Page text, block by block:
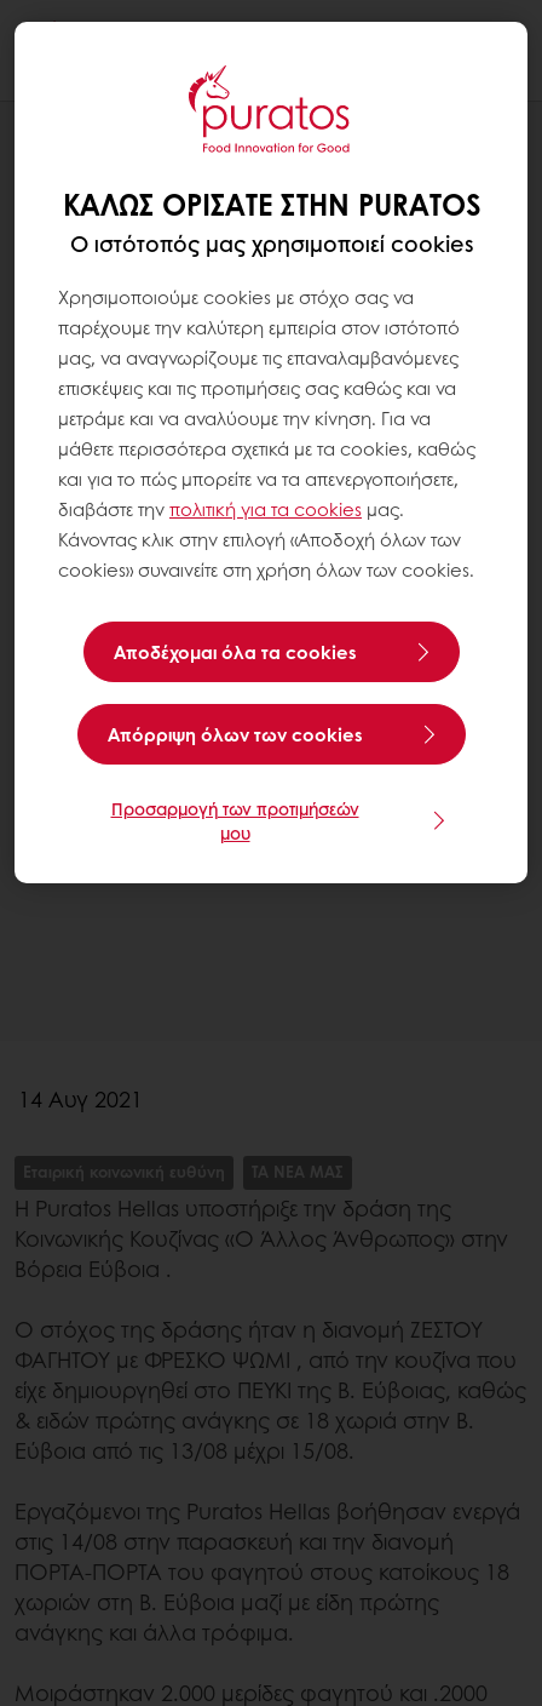
ΔΡΆΣΗ ΤΗΣ ΚΟΙΝΩΝΙΚΉΣ ΚΟΥΖΊΝΑΣ «Ο
ΆΛΛΟΣ ΆΝΘΡΩΠΟΣ» ΣΤΗΝ ΒΌΡΕΙΑ
14 Αυγ 2021
Εταιρική κοινωνική ευθύνη ΤΑ ΝΕΑ ΜΑΣ
H Puratos Hellas υποστήριξε την δράση της
Κοινωνικής Κουζίνας «Ο Άλλος Άνθρωπος» στην
Βόρεια Εύβοια .
Ο στόχος της δράσης ήταν η διανομή ΖΕΣΤΟΥ
ΦΑΓΗΤΟΥ με ΦΡΕΣΚΟ ΨΩΜΙ , από την κουζίνα που
είχε δημιουργηθεί στο ΠΕΥΚΙ της Β. Εύβοιας, καθώς
& ειδών πρώτης ανάγκης σε 18 χωριά στην Β.
Εύβοια από τις 13/08 μέχρι 15/08.
Εργαζόμενοι της Puratos Hellas βοήθησαν ενεργά
στις 14/08 στην παρασκευή και την διανομή
ΠΟΡΤΑ-ΠΟΡΤΑ του φαγητού στους κατοίκους 18
χωριών στη Β. Εύβοια μαζί με είδη πρώτης
ανάγκης και άλλα τρόφιμα.
Μοιράστηκαν 2.000 μερίδες φαγητού και .2000
ΚΑΛΏΣ ΟΡΊΣΑΤΕ ΣΤΗΝ PURATOS
Ο ιστότοπός μας χρησιμοποιεί cookies
Χρησιμοποιούμε cookies με στόχο σας να
παρέχουμε την καλύτερη εμπειρία στον ιστότοπό
μας, να αναγνωρίζουμε τις επαναλαμβανόμενες
επισκέψεις και τις προτιμήσεις σας καθώς και να
μετράμε και να αναλύουμε την κίνηση. Για να
μάθετε περισσότερα σχετικά με τα cookies, καθώς
και για το πώς μπορείτε να τα απενεργοποιήσετε,
διαβάστε τηνπολιτική για τα cookies μας.
Κάνοντας κλικ στην επιλογή «Αποδοχή όλων των
cookies» συναινείτε στη χρήση όλων των cookies.
Αποδέχομαι όλα τα cookies
Aπόρριψη όλων των cookies
Προσαρμογή των προτιμήσεών
μου